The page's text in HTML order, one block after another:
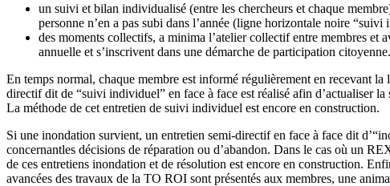
un suivi et bilan individualisé (entre les chercheurs et chaque
personne n’en a pas subi dans l’année (ligne horizontale noire
des moments collectifs, a minima l’atelier collectif entre membres et
annuelle et s’inscrivent dans une démarche de participation citoyenne.
En temps normal, chaque membre est informé régulièrement en recevant
directif dit de “suivi individuel” en face à face est réalisé afin d’actualiser
La méthode de cet entretien de suivi individuel est encore en construction.
Si une inondation survient, un entretien semi-directif en face à face dit
concernantles décisions de réparation ou d’abandon. Dans le cas où un
de ces entretiens inondation et de résolution est encore en construction.
avancées des travaux de la TO ROI sont présentés aux membres, une